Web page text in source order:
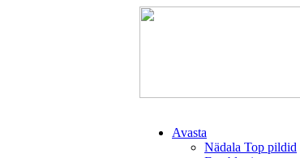
Avasta
Nädala Top pildid